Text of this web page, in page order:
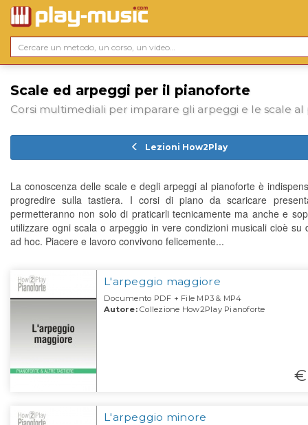
Scale ed arpeggi per il pianoforte
Corsi multimediali per imparare gli arpeggi e le scale al
Lezioni How2Play
La conoscenza delle scale e degli arpeggi al pianoforte è
progredire sulla tastiera. I corsi di piano da scaricare
permetteranno non solo di praticarli tecnicamente ma anche e
utilizzare ogni scala o arpeggio in vere condizioni musicali cioè su
ad hoc. Piacere e lavoro convivono felicemente...
L'arpeggio maggiore
Documento PDF + File MP3 & MP4
Autore:Collezione How2Play Pianoforte
€
L'arpeggio minore